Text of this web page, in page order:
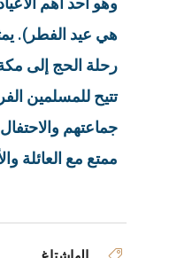
هي عيد الفطر).
رحلة الحج إلى
تتيح للمسلمين
جماعتهم
ممتع مع العائلة